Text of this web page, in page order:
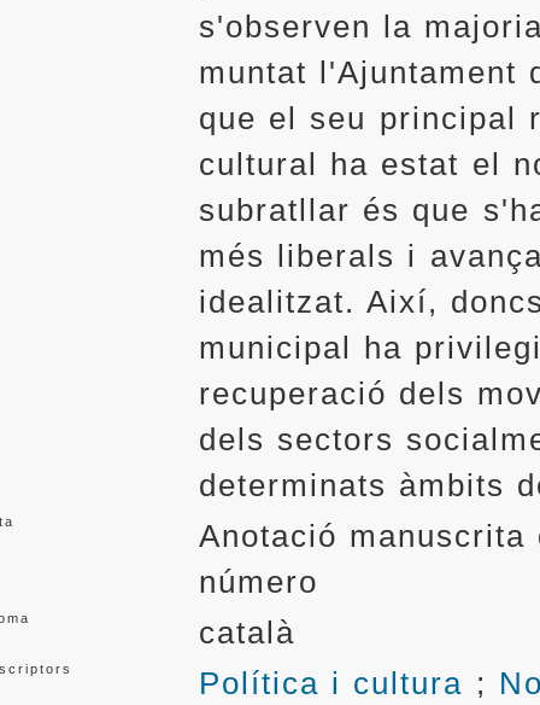
s'observen la
muntat l'Ajuntament
que el seu principal
cultural ha estat el
subratllar és que
més liberals i
idealitzat. Així,
municipal ha
recuperació dels
dels sectors
determinats àmbits
Anotació
número
català
Política i cultura ;